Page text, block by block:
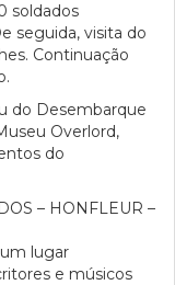
soldados
seguida, visita do
Continuação
do Desembarque
Overlord,
do
– HONFLEUR –
lugar
e músicos